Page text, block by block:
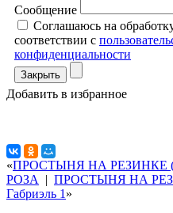
Сообщение
Соглашаюсь на
соответствии с
конфиденциальности
Закрыть
Добавить в избранное
«ПРОСТЫНЯ НА РЕЗИНКЕ
РОЗА
| ПРОСТЫНЯ НА
Габриэль 1 »